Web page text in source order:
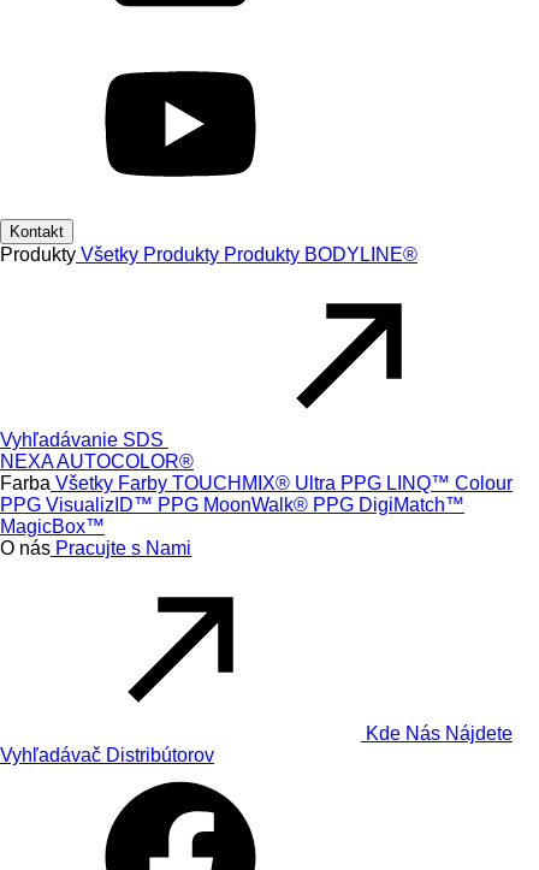
Kontakt
Produkty Všetky Produkty Produkty BODYLINE®
Vyhľadávanie SDS
NEXA AUTOCOLOR®
Farba Všetky Farby TOUCHMIX® Ultra PPG LINQ™ Colour
PPG VisualizID™ PPG MoonWalk® PPG DigiMatch™
MagicBox™
O nás Pracujte s Nami
Kde Nás Nájdete
Vyhľadávač Distribútorov